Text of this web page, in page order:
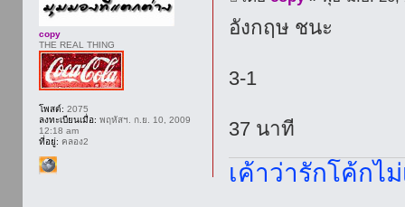
อังกฤษ ชนะ
3-1
37 นาที
เค้าว่ารักโค้กไ
copy
THE REAL THING
โพสต์: 2075
ลงทะเบียนเมื่อ: พฤหัสฯ. ก.ย. 10, 2009
12:18 am
ที่อยู่: คลอง2